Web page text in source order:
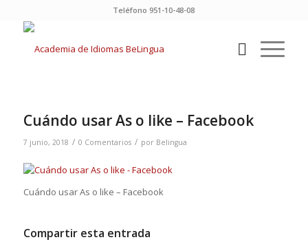
Teléfono 951-10-48-08
Cuándo usar As o like – Facebook
7 junio, 2018 / 0 Comentarios / por Belingua
Cuándo usar As o like – Facebook
Compartir esta entrada